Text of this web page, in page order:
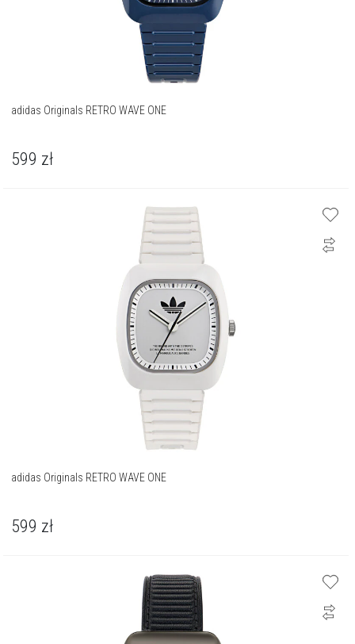
adidas Originals RETRO WAVE ONE
599 zł
adidas Originals RETRO WAVE ONE
599 zł